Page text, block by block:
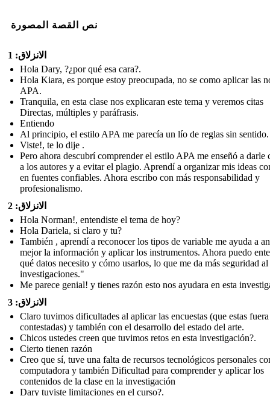
نص القصة المصورة
الانزلاق: 1
Hola Dary, ?¿por qué esa cara?.
Hola Kiara, es porque estoy preocupada, no se como aplicar las
APA.
Tranquila, en esta clase nos explicaran este tema y veremos citas
Directas, múltiples y paráfrasis.
Entiendo
Al principio, el estilo APA me parecía un lío de reglas sin sentido.
Viste!, te lo dije .
Pero ahora descubrí comprender el estilo APA me enseñó a darle
a los autores y a evitar el plagio. Aprendí a organizar mis ideas
en fuentes confiables. Ahora escribo con más responsabilidad y
profesionalismo.
الانزلاق: 2
Hola Norman!, entendiste el tema de hoy?
Hola Dariela, si claro y tu?
También , aprendí a reconocer los tipos de variable me ayuda a
mejor la información y aplicar los instrumentos. Ahora puedo
qué datos necesito y cómo usarlos, lo que me da más seguridad al
investigaciones."
Me parece genial! y tienes razón esto nos ayudara en esta
الانزلاق: 3
Claro tuvimos dificultades al aplicar las encuestas (que estas fuera
contestadas) y también con el desarrollo del estado del arte.
Chicos ustedes creen que tuvimos retos en esta investigación?.
Cierto tienen razón
Creo que sí, tuve una falta de recursos tecnológicos personales
computadora y también Dificultad para comprender y aplicar los
contenidos de la clase en la investigación
Dary tuviste limitaciones en el curso?.